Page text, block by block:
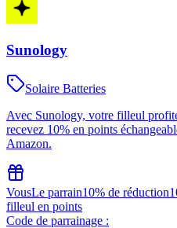
Sunology
Solaire Batteries
Avec Sunology, votre filleul
recevez 10% en points
Amazon.
VousLe parrain10% de réduction
filleul en points
Code de parrainage :